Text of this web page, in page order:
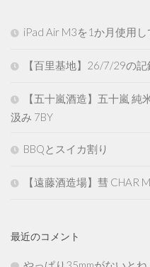
iPad Air M3を1か月使用
【百里基地】26/7/29の記
【五十嵐酒造】五十嵐 純
汲み 7BY
BBQとスイカ割り
【遠藤酒造場】彗 CHAR
最近のコメント